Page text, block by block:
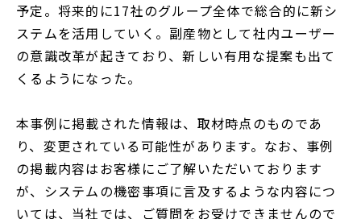
予定。将来的に17社のグループ全体で総合的に新シ
ステムを活用していく。副産物として社内ユーザー
の意識改革が起きており、新しい有用な提案も出て
くるようになった。
本事例に掲載された情報は、取材時点のものであ
り、変更されている可能性があります。なお、事例
の掲載内容はお客様にご了解いただいております
が、システムの機密事項に言及するような内容につ
いては、当社では、ご質問をお受けできませんので